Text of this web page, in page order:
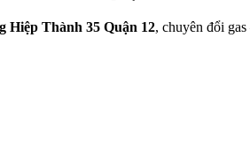
Hiệp Thành 35 Quận 12, chuyên đổi gas